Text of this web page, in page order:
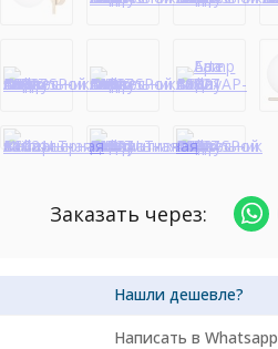
Заказать через:
Написать в Whatsapp